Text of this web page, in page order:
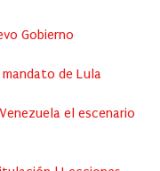
Gobierno
de Lula
el escenario